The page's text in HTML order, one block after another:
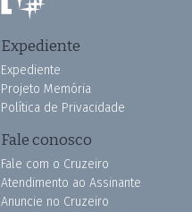
Expediente
Expediente
Projeto Memória
Política de Privacidade
Fale conosco
Fale com o Cruzeiro
Atendimento ao Assinante
Anuncie no Cruzeiro